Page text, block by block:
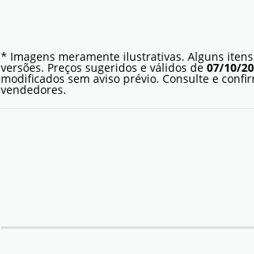
* Imagens meramente ilustrativas. Alguns
versões. Preços sugeridos e válidos de 07/10/
modificados sem aviso prévio. Consulte e
vendedores.